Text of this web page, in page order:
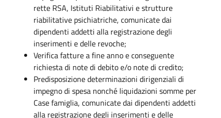
rette RSA, Istituti Riabilitativi e strutture
riabilitative psichiatriche, comunicate dai
dipendenti addetti alla registrazione degli
inserimenti e delle revoche;
Verifica fatture a fine anno e conseguente
richiesta di note di debito e/o note di credito;
Predisposizione determinazioni dirigenziali di
impegno di spesa nonché liquidazioni somme per
Case famiglia, comunicate dai dipendenti addetti
alla registrazione degli inserimenti e delle